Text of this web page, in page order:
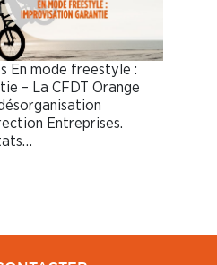
En mode freestyle :
– La CFDT Orange
Entreprises.